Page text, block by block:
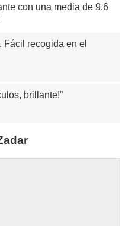
con una media de 9,6
recogida en el
brillante!